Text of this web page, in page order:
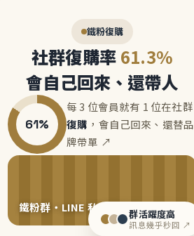
鐵粉復購
社群復購率 61.3%
會自己回來、還帶人
61%
每 3 位會員就有 1 位在社群
復購 ，會自己回來、還替品
牌帶單 ↗
鐵粉群・LINE 私域運營中群活躍度高
訊息幾乎秒回 ↗